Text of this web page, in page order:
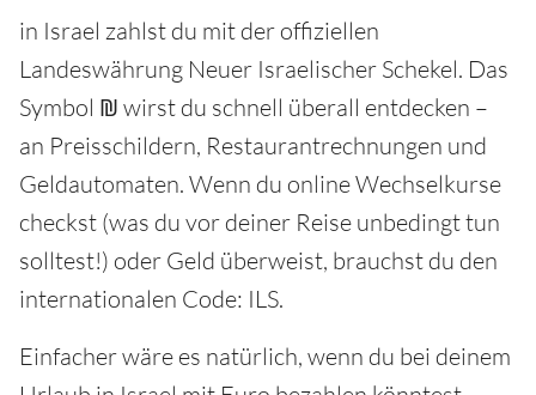
in Israel zahlst du mit der offiziellen
Landeswährung Neuer Israelischer Schekel. Das
Symbol ₪ wirst du schnell überall entdecken –
an Preisschildern, Restaurantrechnungen und
Geldautomaten. Wenn du online Wechselkurse
checkst (was du vor deiner Reise unbedingt tun
solltest!) oder Geld überweist, brauchst du den
internationalen Code: ILS.
Einfacher wäre es natürlich, wenn du bei deinem